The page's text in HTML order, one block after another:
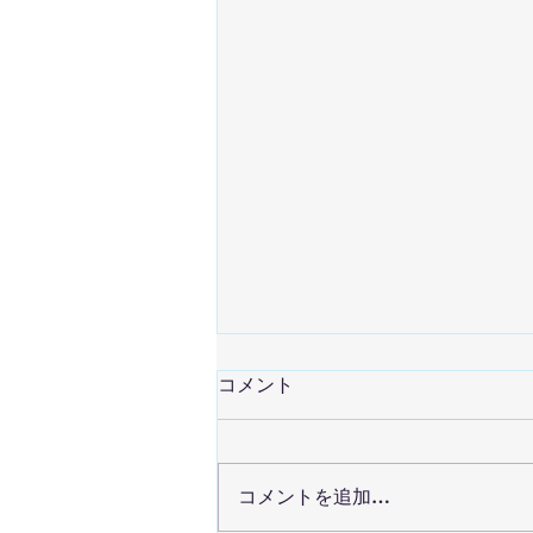
2026/8/1 練習日記
午前中からとてつもない暑さ‼️ 地
の中でも、JBは元気に練習に励
コメント
コメントを追加…